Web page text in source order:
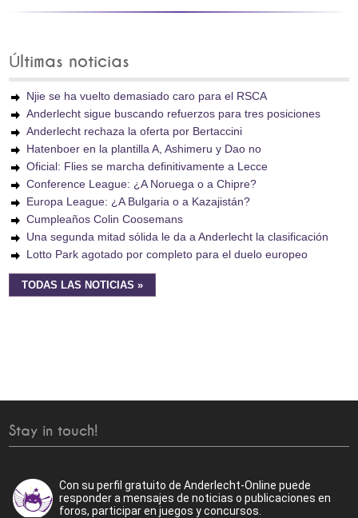
Últimas noticias
Njie se ha vuelto demasiado caro para el RSCA
Anderlecht sigue buscando refuerzos para tres posiciones
Anderlecht rechaza la oferta por Bertaccini
Hatenboer en la plantilla A, Ashimeru y Dao no
Oficial: Flies se marcha definitivamente a Lecce
Conference League: ¿A Noruega o a Chipre?
Europa League: ¿A Bulgaria o a Kazajistán?
Cumpleaños Colin Coosemans
Una segunda mitad sólida le da a Anderlecht la clasificación
Lotto Park agotado por completo para el duelo europeo
TODAS LAS NOTICIAS »
Stay in touch!
Con su perfil gratuito de Anderlecht-Online puede
responder a mensajes de noticias o publicaciones en
foros, participar en juegos y concursos.